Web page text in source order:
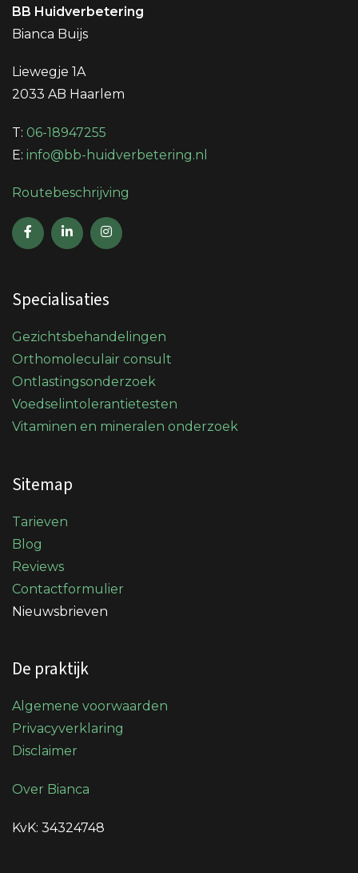
BB Huidverbetering
Bianca Buijs
Liewegje 1A
2033 AB Haarlem
T: 06-18947255
E: info@bb-huidverbetering.nl
Routebeschrijving
Specialisaties
Gezichtsbehandelingen
Orthomoleculair consult
Ontlastingsonderzoek
Voedselintolerantietesten
Vitaminen en mineralen onderzoek
Sitemap
Tarieven
Blog
Reviews
Contactformulier
Nieuwsbrieven
De praktijk
Algemene voorwaarden
Privacyverklaring
Disclaimer
Over Bianca
KvK: 34324748